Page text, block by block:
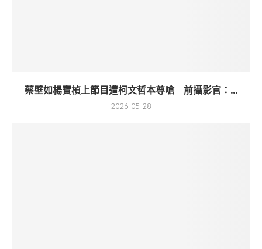
蔡壁如楊寶楨上節目遭柯文哲本尊嗆 前攝影官：...
2026-05-28